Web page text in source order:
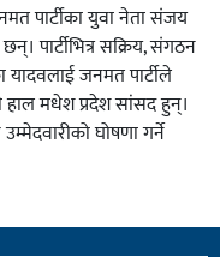
पार्टीका युवा नेता संजय
पार्टीभित्र सक्रिय, संगठन
यादवलाई जनमत पार्टीले
मधेश प्रदेश सांसद हुन्।
घोषणा गर्ने